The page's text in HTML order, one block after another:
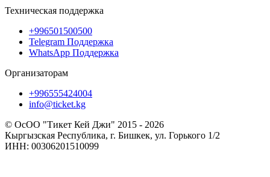
Техническая поддержка
+996501500500
Telegram Поддержка
WhatsApp Поддержка
Организаторам
+996555424004
info@ticket.kg
© ОсОО "Тикет Кей Джи" 2015 - 2026
Кыргызская Республика, г. Бишкек, ул. Горького 1/2
ИНН: 00306201510099